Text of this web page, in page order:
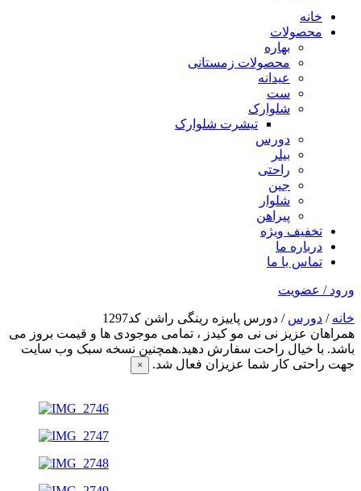
خانه
محصولات
بهاره
محصولات زمستانی
عیدانه
ست
شلوارک
تیشرت شلوارک
دورس
بیلر
راحتی
جین
شلوار
پیراهن
تخفیف ویژه
درباره ما
تماس با ما
ورود / عضویت
خانه / دورس / دورس پاییزه رینگی راشن کد1297
همراهان عزیز نی نی مو کیدز ، تمامی موجودی ها و قیمت بروز می
باشد. با خیال راحت سفارش دهید.همچنین نسخه سبک وب سایت
جهت راحتی کار شما عزیزان فعال شد.
×